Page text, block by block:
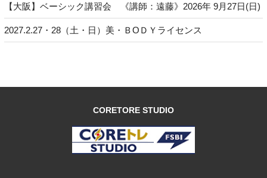
【大阪】ベーシック講習会 《講師：遠藤》2026年 9月27日(日)
2027.2.27・28（土・日）美・ＢОＤＹライセンス
CORETORE STUDIO